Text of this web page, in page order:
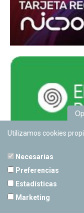
Utilizamos cookies
Necesarias
Preferencias
Estadísticas
Marketing